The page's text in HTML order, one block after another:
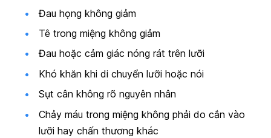
Đau họng không giảm
Tê trong miệng không giảm
Đau hoặc cảm giác nóng rát trên lưỡi
Khó khăn khi di chuyển lưỡi hoặc nói
Sụt cân không rõ nguyên nhân
Chảy máu trong miệng không phải do cắn vào
lưỡi hay chấn thương khác